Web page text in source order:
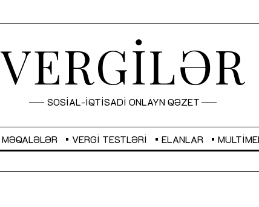
VERGİLƏR
SOSİAL-İQTİSADİ ONLAYN QƏZET
MƏQALƏLƏR VERGI TESTLƏRI ELANLAR